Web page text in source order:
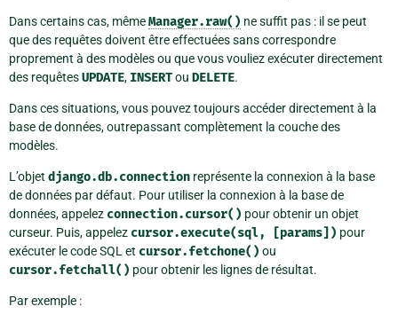
Dans certains cas, mêmeManager.raw() ne suffit pas : il se peut
que des requêtes doivent être effectuées sans correspondre
proprement à des modèles ou que vous vouliez exécuter directement
des requêtesUPDATE, INSERTou DELETE.
Dans ces situations, vous pouvez toujours accéder directement à la
base de données, outrepassant complètement la couche des
modèles.
L’objet django.db.connection représente la connexion à la base
de données par défaut. Pour utiliser la connexion à la base de
données, appelez connection.cursor() pour obtenir un objet
curseur. Puis, appelez cursor.execute(sql, [params]) pour
exécuter le code SQL et cursor.fetchone() ou
cursor.fetchall() pour obtenir les lignes de résultat.
Par exemple :